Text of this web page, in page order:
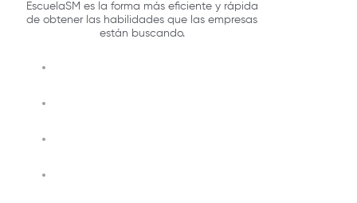
EscuelaSM es la forma más eficiente y rápida
de obtener las habilidades que las empresas
están buscando.